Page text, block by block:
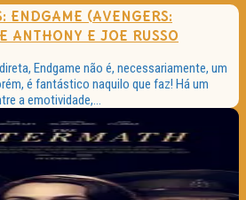
ENDGAME (AVENGERS:
ANTHONY E JOE RUSSO
Endgame não é, necessariamente, um
é fantástico naquilo que faz! Há um
a emotividade,...